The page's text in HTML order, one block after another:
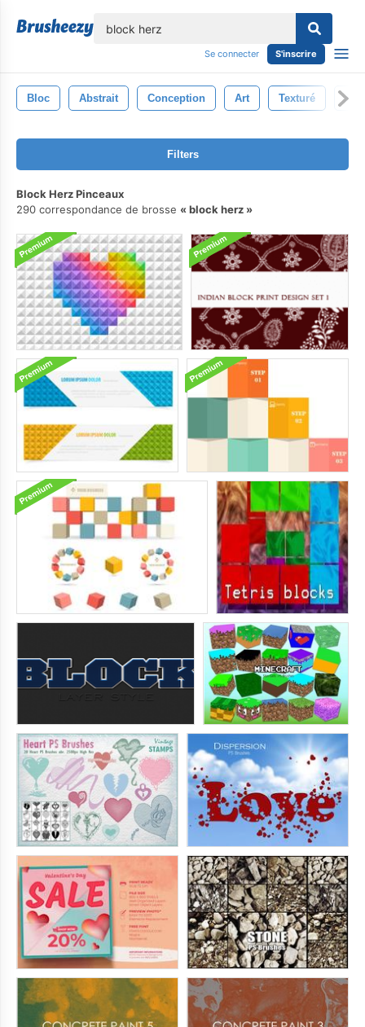
Se connecter S'inscrire
Bloc Abstrait Conception Art Texturé
Filters
Block Herz Pinceaux
290 correspondance de brosse
block herz